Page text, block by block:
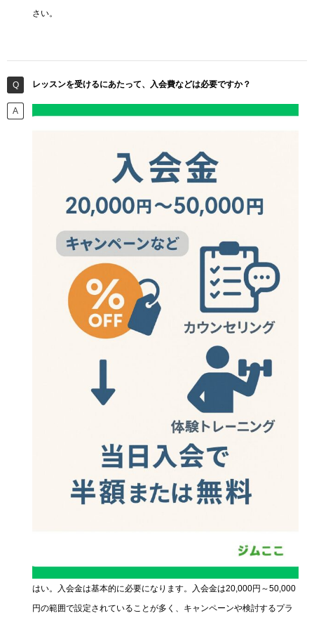
さい。
レッスンを受けるにあたって、入会費などは必要ですか？
はい。入会金は基本的に必要になります。入会金は20,000円～50,000
円の範囲で設定されていることが多く、キャンペーンや検討するプラ